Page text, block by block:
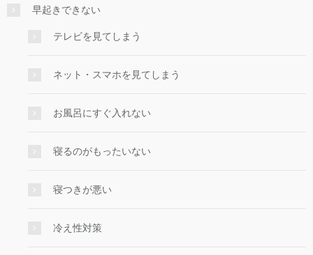
早起きできない
テレビを見てしまう
ネット・スマホを見てしまう
お風呂にすぐ入れない
寝るのがもったいない
寝つきが悪い
冷え性対策